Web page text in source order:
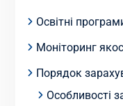
Освітні
Моніторинг
Порядок
Особливості